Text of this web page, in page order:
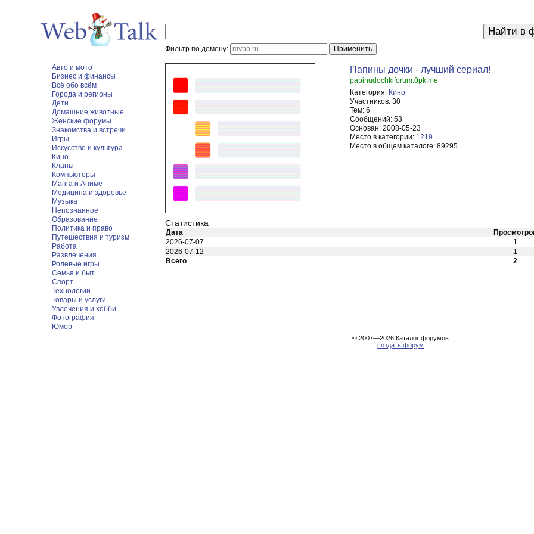
Фильтр по домену:
Авто и мото
Бизнес и финансы
Всё обо всём
Города и регионы
Дети
Домашние животные
Женские форумы
Знакомства и встречи
Игры
Искусство и культура
Кино
Кланы
Компьютеры
Манга и Аниме
Медицина и здоровье
Музыка
Непознанное
Образование
Политика и право
Путешествия и туризм
Работа
Развлечения
Ролевые игры
Семья и быт
Спорт
Технологии
Товары и услуги
Увлечения и хобби
Фотография
Юмор
Папины дочки - лучший сериал!
papinudochkiforum.0pk.me
Категория: Кино
Участников: 30
Тем: 6
Сообщений: 53
Основан: 2008-05-23
Место в категории: 1219
Место в общем каталоге: 89295
Статистика
Дата
2026-07-07
1
2026-07-12
1
Всего
2
© 2007—2026 Каталог форумов
создать форум